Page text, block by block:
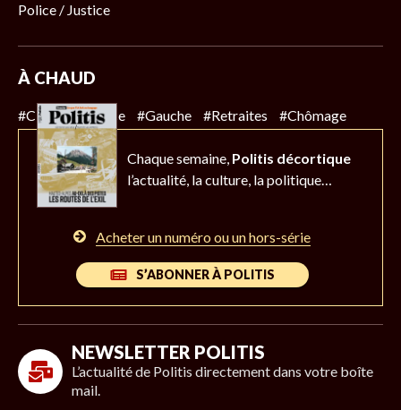
Police / Justice
À CHAUD
#Climat #Police #Gauche #Retraites #Chômage
Chaque semaine, Politis décortique
l’actualité, la culture, la politique…
Acheter un numéro ou un hors-série
S’ABONNER À POLITIS
NEWSLETTER POLITIS
L’actualité de Politis directement dans votre boîte
mail.